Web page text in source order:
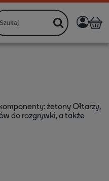
żetony Ołtarzy,
do rozgrywki, a także